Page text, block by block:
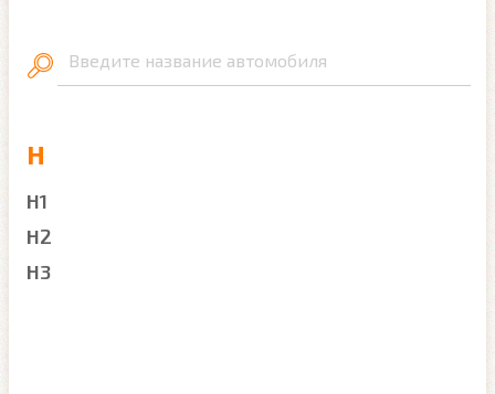
Введите название автомобиля
H
H1
H2
H3